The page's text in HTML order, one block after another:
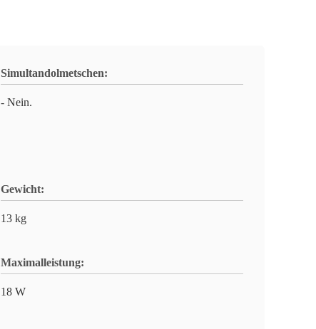
Simultandolmetschen:
- Nein.
Gewicht:
13 kg
Maximalleistung:
18 W